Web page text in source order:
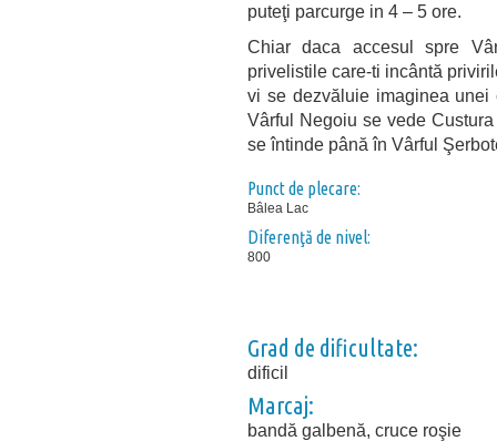
puteţi parcurge in 4 – 5 ore.
Chiar daca accesul spre
privelistile care-ti incântă
vi se dezvăluie imaginea
Vârful Negoiu se vede
se întinde până în Vârful
Punct de plecare:
Bâlea Lac
Diferenţă de nivel:
800
Grad de dificultate:
dificil
Marcaj:
bandă galbenă, cruce roşie